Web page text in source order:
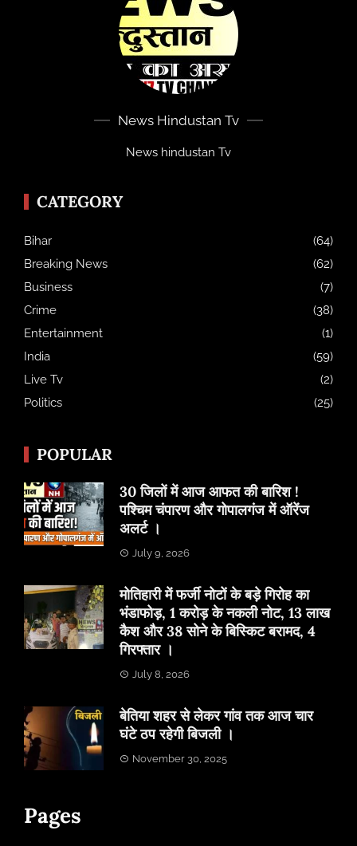
News Hindustan Tv
News hindustan Tv
CATEGORY
Bihar
(64)
Breaking News
(62)
Business
(7)
Crime
(38)
Entertainment
(1)
India
(59)
Live Tv
(2)
Politics
(25)
POPULAR
30 जिलों में आज आफत की बारिश !
पश्चिम चंपारण और गोपालगंज में ऑरेंज
अलर्ट ।
July 9, 2026
मोतिहारी में फर्जी नोटों के बड़े गिरोह का
भंडाफोड़, 1 करोड़ के नकली नोट, 13 लाख
कैश और 38 सोने के बिस्किट बरामद, 4
गिरफ्तार ।
July 8, 2026
बेतिया शहर से लेकर गांव तक आज चार
घंटे ठप रहेगी बिजली ।
November 30, 2025
Pages